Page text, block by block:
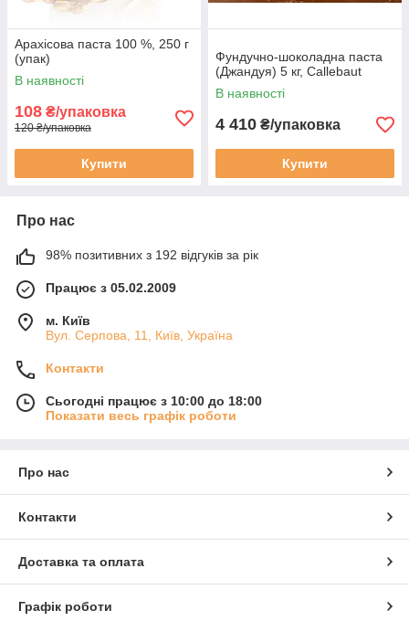
Арахісова паста 100 %, 250 г
(упак)
В наявності
108 ₴/упаковка
120 ₴/упаковка
Купити
Фундучно-шоколадна паста
(Джандуя) 5 кг, Callebaut
В наявності
4 410 ₴/упаковка
Купити
Про нас
98% позитивних з 192 відгуків за рік
Працює з 05.02.2009
м. Київ
Вул. Серпова, 11, Київ, Україна
Контакти
Сьогодні працює з 10:00 до 18:00
Показати весь графік роботи
Про нас
Контакти
Доставка та оплата
Графік роботи